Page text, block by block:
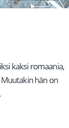
kaksi romaania,
hän on